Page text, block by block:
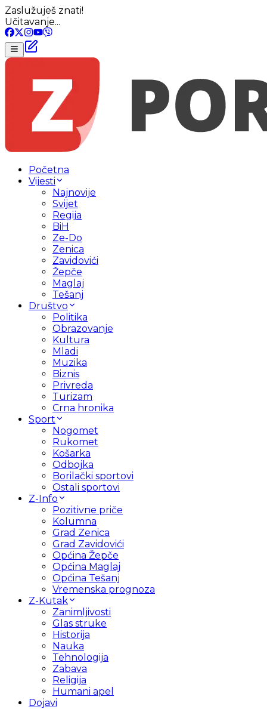
Zaslužuješ znati!
Učitavanje...
Početna
Vijesti
Najnovije
Svijet
Regija
BiH
Ze-Do
Zenica
Zavidovići
Žepče
Maglaj
Tešanj
Društvo
Politika
Obrazovanje
Kultura
Mladi
Muzika
Biznis
Privreda
Turizam
Crna hronika
Sport
Nogomet
Rukomet
Košarka
Odbojka
Borilački sportovi
Ostali sportovi
Z-Info
Pozitivne priče
Kolumna
Grad Zenica
Grad Zavidovići
Općina Žepče
Općina Maglaj
Općina Tešanj
Vremenska prognoza
Z-Kutak
Zanimljivosti
Glas struke
Historija
Nauka
Tehnologija
Zabava
Religija
Humani apel
Dojavi